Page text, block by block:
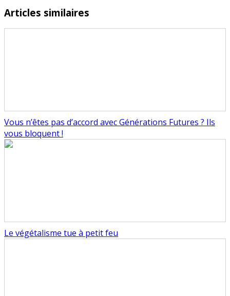
Articles similaires
Vous n’êtes pas d’accord avec Générations Futures ? Ils
vous bloquent !
Le végétalisme tue à petit feu